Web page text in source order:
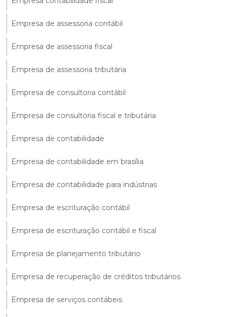
Empresa de assessoria contábil
Empresa de assessoria fiscal
Empresa de assessoria tributária
Empresa de consultoria contábil
Empresa de consultoria fiscal e tributária
Empresa de contabilidade
Empresa de contabilidade em brasília
Empresa de contabilidade para indústrias
Empresa de escrituração contábil
Empresa de escrituração contábil e fiscal
Empresa de planejamento tributário
Empresa de recuperação de créditos tributários
Empresa de serviços contábeis